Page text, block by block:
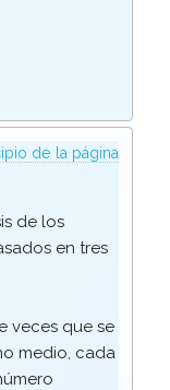
de la página
de los
en tres
veces que se
medio, cada